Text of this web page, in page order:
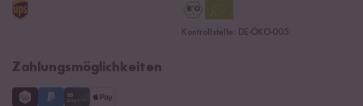
Reishunger Gutscheine
Datenschutzerklärung
Kontrollstelle: DE-ÖKO-005
Zahlungsmöglichkeiten